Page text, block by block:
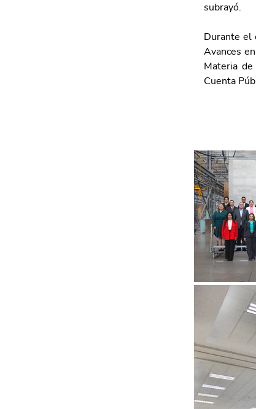
subrayó.
Durante el
Avances
Materia de
Cuenta